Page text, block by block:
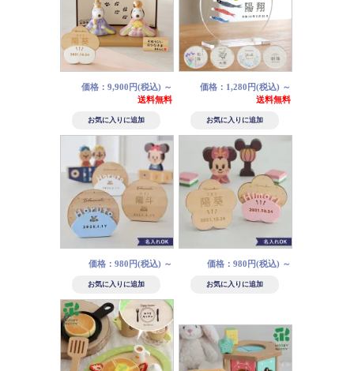
価格：9,900円(税込) ～
送料無料
価格：1,280円(税込) ～
送料無料
価格：980円(税込) ～ 価格：980円(税込) ～